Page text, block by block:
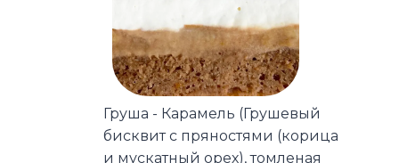
Груша - Карамель (Грушевый
бисквит с пряностями (корица
и мускатный орех), томленая